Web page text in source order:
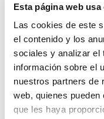
Esta página web usa
Las cookies de este
el contenido y los
sociales y analizar el
información sobre el
nuestros partners de
web, quienes
que les haya
DOGV 8540 (03-
de abril, de la
Cultura y
organización de
inclusión del
sostenidos con
valenciano.